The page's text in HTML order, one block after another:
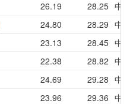
26.19 28.25 中
24.80 28.29 中
23.13 28.45 中
22.38 28.82 中
24.69 29.28 中
23.96 29.36 中